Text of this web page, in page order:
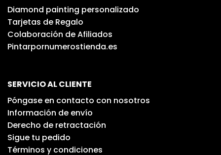
Diamond painting personalizado
Tarjetas de Regalo
Colaboración de Afiliados
Pintarpornumerostienda.es
SERVICIO AL CLIENTE
Póngase en contacto con nosotros
Información de envío
Derecho de retractación
Sigue tu pedido
Términos y condiciones